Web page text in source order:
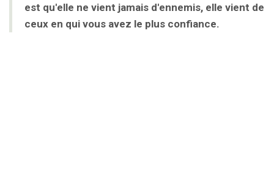
est qu'elle ne vient jamais d'ennemis, elle vient de
ceux en qui vous avez le plus confiance.